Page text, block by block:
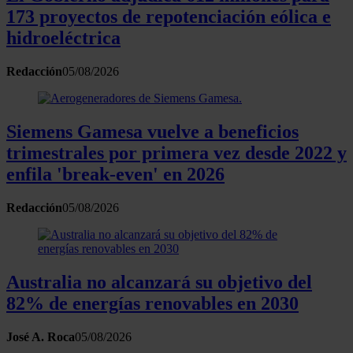
173 proyectos de repotenciación eólica e
hidroeléctrica
Redacción05/08/2026
Siemens Gamesa vuelve a beneficios
trimestrales por primera vez desde 2022 y
enfila 'break-even' en 2026
Redacción05/08/2026
Australia no alcanzará su objetivo del
82% de energías renovables en 2030
José A. Roca05/08/2026